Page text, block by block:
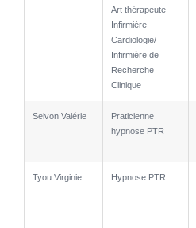
Art thérapeute
Infirmière
Cardiologie/
Infirmière de
Recherche
Clinique
Selvon Valérie
Praticienne
hypnose PTR
Tyou Virginie Hypnose PTR